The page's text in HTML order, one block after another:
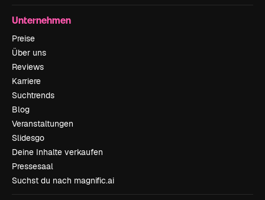
Unternehmen
Preise
Über uns
Reviews
Karriere
Suchtrends
Blog
Veranstaltungen
Slidesgo
Deine Inhalte verkaufen
Pressesaal
Suchst du nach magnific.ai